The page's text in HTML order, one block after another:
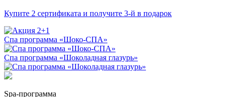
Купите 2 сертификата и получите 3-й в подарок
Спа программа «Шоко-СПА»
Спа программа «Шоколадная глазурь»
Spa-программа